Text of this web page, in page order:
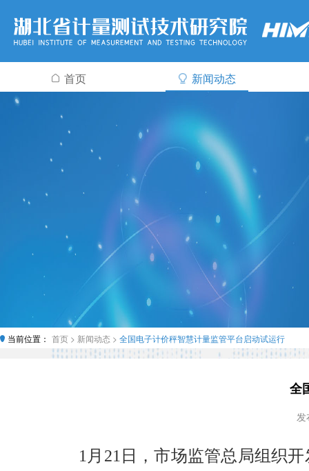
首页 新闻动态
当前位置： 首页 > 新闻动态 > 全国电子计价秤智慧计量监管平台启动试运行
全
发
1月21日，市场监管总局组织